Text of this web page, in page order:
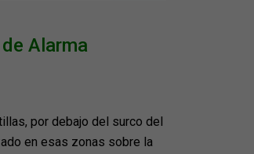
Alarma
por debajo del surco del
en esas zonas sobre la